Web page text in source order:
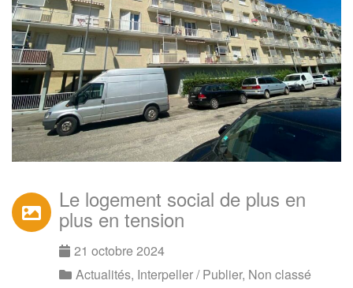
Le logement social de plus en
plus en tension
21 octobre 2024
Actualités, Interpeller / Publier, Non classé